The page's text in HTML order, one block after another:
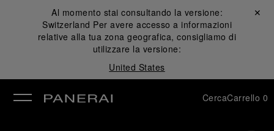
Al momento stai consultando la versione:
Switzerland Per avere accesso a informazioni
relative alla tua zona geografica, consigliamo di
utilizzare la versione:
United States
Chiudi ✕
CercaCarrello 0